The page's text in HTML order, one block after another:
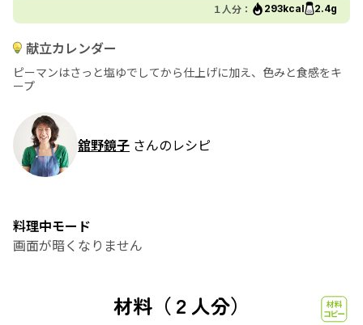
１人分： 293kcal 2.4g
献立カレンダー
ピーマンはさっと塩ゆでしてから仕上げに加え、色みと食感をキ
ープ
舘野鏡子 さんのレシピ
料理中モード
画面が暗くなりません
材料（２人分）